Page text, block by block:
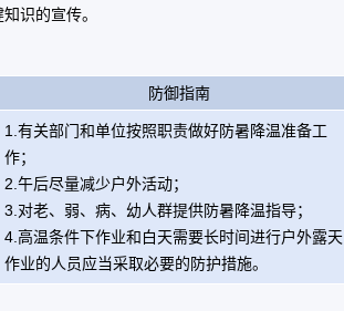
识的宣传。
防御指南
1.有关部门和单位按照职责做好防暑降温准备工
作；
2.午后尽量减少户外活动；
3.对老、弱、病、幼人群提供防暑降温指导；
4.高温条件下作业和白天需要长时间进行户外露天
作业的人员应当采取必要的防护措施。